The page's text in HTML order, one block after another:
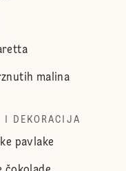
malina
I DEKORACIJA
pavlake